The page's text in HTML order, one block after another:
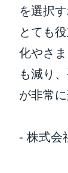
を選択
とても
化やさ
も減り
が非常
- 株式